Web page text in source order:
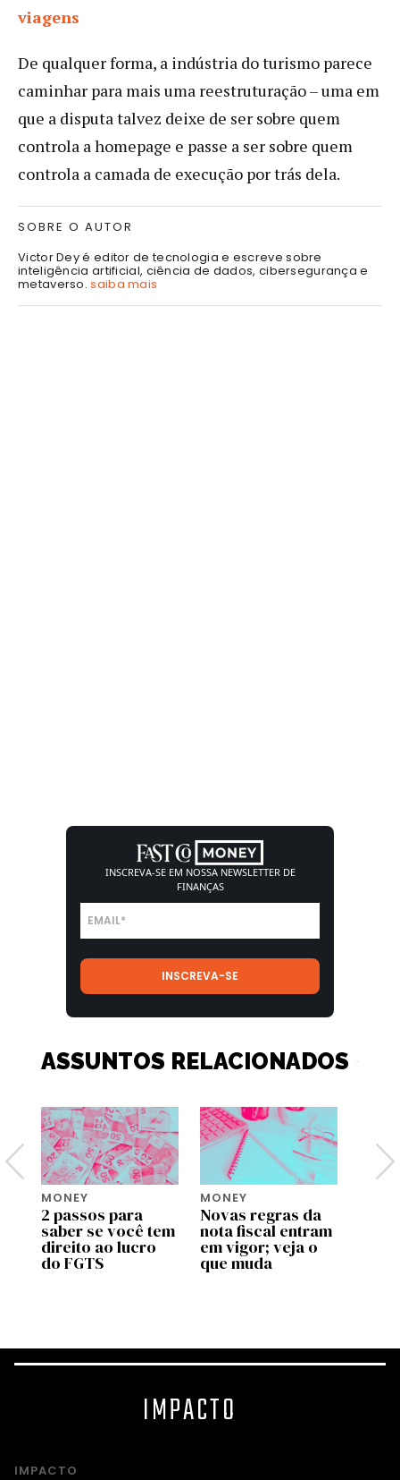
viagens
De qualquer forma, a indústria do turismo parece
caminhar para mais uma reestruturação – uma em
que a disputa talvez deixe de ser sobre quem
controla a homepage e passe a ser sobre quem
controla a camada de execução por trás dela.
SOBRE O AUTOR
Victor Dey é editor de tecnologia e escreve sobre
inteligência artificial, ciência de dados, cibersegurança e
metaverso.saiba mais
INSCREVA-SE EM NOSSA NEWSLETTER DE
FINANÇAS
ASSUNTOS RELACIONADOS
MONEY
2 passos para
saber se você tem
direito ao lucro
do FGTS
MONEY
Novas regras da
nota fiscal entram
em vigor; veja o
que muda
IMPACTO
IMPACTO